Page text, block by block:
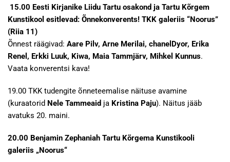
15.00 Eesti Kirjanike Liidu Tartu osakond ja Tartu Kõrgem
Kunstikool esitlevad: Õnnekonverents! TKK galeriis “Noorus”
(Riia 11)
Õnnest räägivad: Aare Pilv, Arne Merilai, chanelDyor, Erika
Renel, Erkki Luuk, Kiwa, Maia Tammjärv, Mihkel Kunnus.
Vaata konverentsi kava!
19.00 TKK tudengite õnneteemalise näituse avamine
(kuraatorid Nele Tammeaid ja Kristina Paju). Näitus jääb
avatuks 20. maini.
20.00 Benjamin Zephaniah Tartu Kõrgema Kunstikooli
galeriis „Noorus“